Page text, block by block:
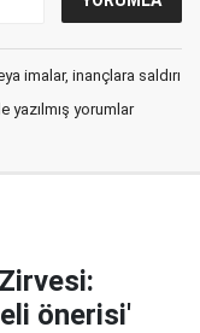
imalar, inançlara saldırı
yazılmış yorumlar
önerisi'